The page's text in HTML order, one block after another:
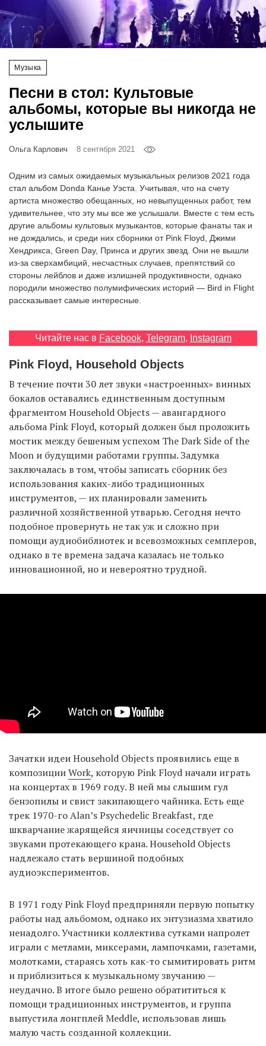
EN
UA
Музыка
Песни в стол: Культовые
альбомы, которые вы никогда не
услышите
Ольга Карлович 8 сентября 2021
Одним из самых ожидаемых музыкальных релизов 2021 года
стал альбом Donda Канье Уэста. Учитывая, что на счету
артиста множество обещанных, но невыпущенных работ, тем
удивительнее, что эту мы все же услышали. Вместе с тем есть
другие альбомы культовых музыкантов, которые фанаты так и
не дождались, и среди них сборники от Pink Floyd, Джими
Хендрикса, Green Day, Принса и других звезд. Они не вышли
из-за сверхамбиций, несчастных случаев, препятствий со
стороны лейблов и даже излишней продуктивности, однако
породили множество полумифических историй — Bird in Flight
рассказывает самые интересные.
Читайте нас в Facebook, Telegram, Instagram
Pink Floyd, Household Objects
В течение почти 30 лет звуки «настроенных» винных
бокалов оставались единственным доступным
фрагментом Household Objects — авангардного
альбома Pink Floyd, который должен был проложить
мостик между бешеным успехом The Dark Side of the
Moon и будущими работами группы. Задумка
заключалась в том, чтобы записать сборник без
использования каких-либо традиционных
инструментов, — их планировали заменить
различной хозяйственной утварью. Сегодня нечто
подобное провернуть не так уж и сложно при
помощи аудиобиблиотек и всевозможных семплеров,
однако в те времена задача казалась не только
инновационной, но и невероятно трудной.
Зачатки идеи Household Objects проявились еще в
композицииWork, которую Pink Floyd начали играть
на концертах в 1969 году. В ней мы слышим гул
бензопилы и свист закипающего чайника. Есть еще
трек 1970-го Alan’s Psychedelic Breakfast, где
шкварчание жарящейся яичницы соседствует со
звуками протекающего крана. Household Objects
надлежало стать вершиной подобных
аудиоэкспериментов.
В 1971 году Pink Floyd предприняли первую попытку
работы над альбомом, однако их энтузиазма хватило
ненадолго. Участники коллектива сутками напролет
играли с метлами, миксерами, лампочками, газетами,
молотками, стараясь хоть как-то сымитировать ритм
и приблизиться к музыкальному звучанию —
неудачно. В итоге было решено обратититься к
помощи традиционных инструментов, и группа
выпустила лонгплей Meddle, использовав лишь
малую часть созданной коллекции.